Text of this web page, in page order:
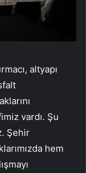
altyapı
vardı. Şu
Şehir
hem